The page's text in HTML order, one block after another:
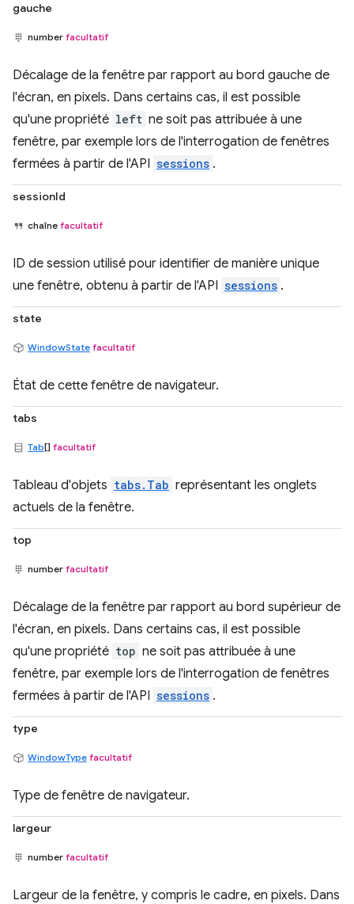
gauche
number facultatif
Décalage de la fenêtre par rapport au bord gauche de
l'écran, en pixels. Dans certains cas, il est possible
qu'une propriété left ne soit pas attribuée à une
fenêtre, par exemple lors de l'interrogation de fenêtres
fermées à partir de l'API sessions .
sessionId
chaîne facultatif
ID de session utilisé pour identifier de manière unique
une fenêtre, obtenu à partir de l'API sessions .
state
WindowState facultatif
État de cette fenêtre de navigateur.
tabs
Tab[] facultatif
Tableau d'objets tabs.Tab représentant les onglets
actuels de la fenêtre.
top
number facultatif
Décalage de la fenêtre par rapport au bord supérieur de
l'écran, en pixels. Dans certains cas, il est possible
qu'une propriété top ne soit pas attribuée à une
fenêtre, par exemple lors de l'interrogation de fenêtres
fermées à partir de l'API sessions .
type
WindowType facultatif
Type de fenêtre de navigateur.
largeur
number facultatif
Largeur de la fenêtre, y compris le cadre, en pixels. Dans